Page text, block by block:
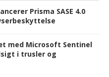
Prisma SASE 4.0
med Microsoft Sentinel
i trusler og